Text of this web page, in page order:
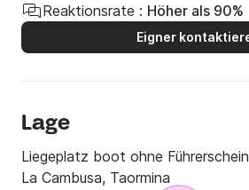
Reaktionsrate : Höher als 90%
Eigner
Lage
Liegeplatz boot ohne
La Cambusa, Taormina